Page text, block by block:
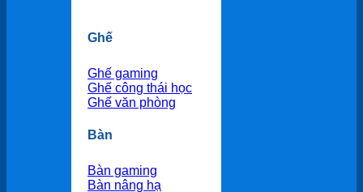
Ghế
Ghế gaming
Ghế công thái học
Ghế văn phòng
Bàn
Bàn gaming
Bàn nâng hạ